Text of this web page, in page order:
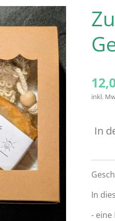
inkl.
In
In
- eine